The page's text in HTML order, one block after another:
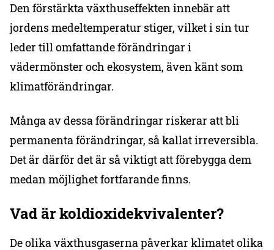
Den förstärkta växthuseffekten innebär att
jordens medeltemperatur stiger, vilket i sin tur
leder till omfattande förändringar i
vädermönster och ekosystem, även känt som
klimatförändringar.
Många av dessa förändringar riskerar att bli
permanenta förändringar, så kallat irreversibla.
Det är därför det är så viktigt att förebygga dem
medan möjlighet fortfarande finns.
Vad är koldioxidekvivalenter?
De olika växthusgaserna påverkar klimatet olika